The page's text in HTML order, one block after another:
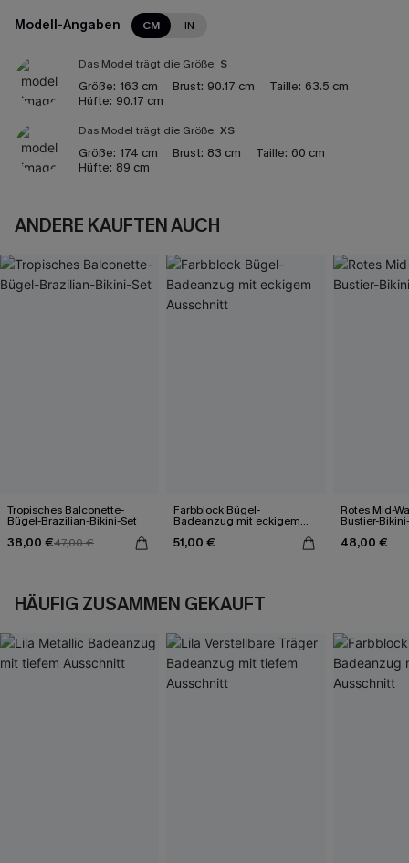
Modell-Angaben CM IN
Das Model trägt die Größe: S
Größe: 163 cm Brust: 90.17 cm Taille: 63.5 cm
Hüfte: 90.17 cm
Das Model trägt die Größe: XS
Größe: 174 cm Brust: 83 cm Taille: 60 cm
Hüfte: 89 cm
ANDERE KAUFTEN AUCH
Tropisches Balconette-
Bügel-Brazilian-Bikini-Set
38,00 €47,00 €
Farbblock Bügel-
Badeanzug mit eckigem
Ausschnitt
51,00 €
Rotes Mid-
Bustier-
48,00 €
HÄUFIG ZUSAMMEN GEKAUFT